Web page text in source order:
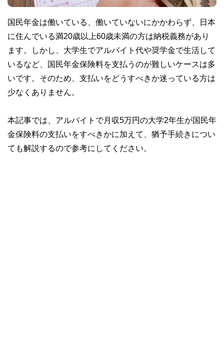
国民年金は働いている、働いていないにかかわらず、日本
に住んでいる満20歳以上60歳未満の方は納税義務があり
ます。しかし、大学生でアルバイト代や奨学金で生活して
いるなど、国民年金保険料を支払うのが難しいケースは多
いです。そのため、支払いをどうすべきか迷っている方は
少なくありません。
本記事では、アルバイトで月収5万円の大学2年生が国民年
金保険料の支払いをすべきかに加えて、猶予手続きについ
ても解説するので参考にしてください。